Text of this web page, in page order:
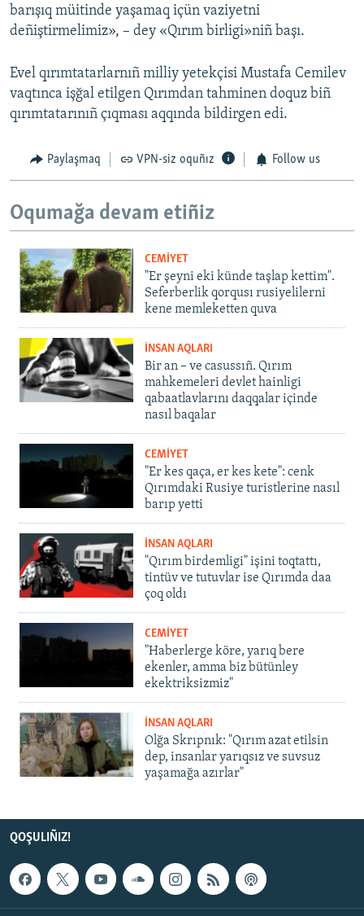
barışıq müitinde yaşamaq içün vaziyetni
deñiştirmelimiz», – dey «Qırım birligi»niñ başı.
Evel qırımtatarlarnıñ milliy yetekçisi Mustafa Cemilev
vaqtınca işğal etilgen Qırımdan tahminen doquz biñ
qırımtatarınıñ çıqması aqqında bildirgen edi.
Paylaşmaq VPN-siz oquñız Follow us
Oqumağa devam etiñiz
CEMİYET
"Er şeyni eki künde taşlap kettim".
Seferberlik qorqusı rusiyelilerni
kene memleketten quva
İNSAN AQLARI
Bir an – ve casussıñ. Qırım
mahkemeleri devlet hainligi
qabaatlavlarını daqqalar içinde
nasıl baqalar
CEMİYET
"Er kes qaça, er kes kete": cenk
Qırımdaki Rusiye turistlerine nasıl
barıp yetti
İNSAN AQLARI
"Qırım birdemligi" işini toqtattı,
tintüv ve tutuvlar ise Qırımda daa
çoq oldı
CEMİYET
"Haberlerge köre, yarıq bere
ekenler, amma biz bütünley
ekektriksizmiz"
İNSAN AQLARI
Olğa Skrıpnık: "Qırım azat etilsin
dep, insanlar yarıqsız ve suvsuz
yaşamağa azırlar"
QOŞULIÑIZ!